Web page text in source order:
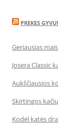
PREKES
Geriausias
Josera Classic
Aukščiausios
Skirtingos
Kodėl katės